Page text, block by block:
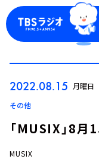
2022.08.15 月曜日
その他
「MUSIX」8
MUSIX